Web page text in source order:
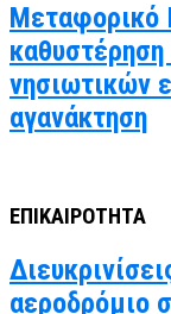
Μεταφορικό
νησιωτικών
αγανάκτηση
ΕΠΙΚΑΙΡΟΤΗΤΑ
αεροδρόμιο